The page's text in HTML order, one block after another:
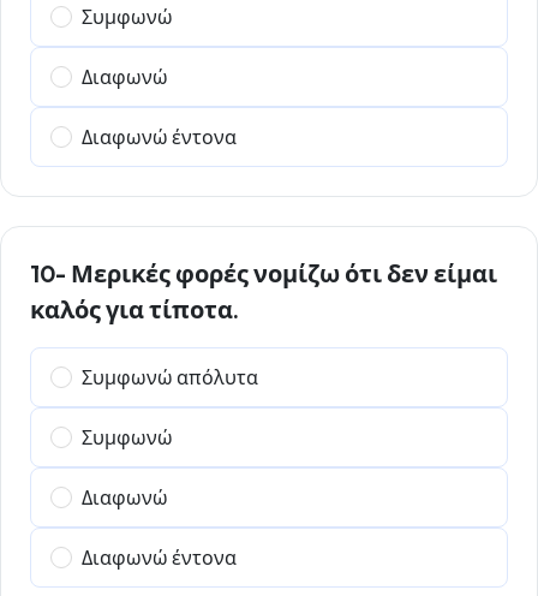
Συμφωνώ
Διαφωνώ
Διαφωνώ έντονα
10- Μερικές φορές νομίζω ότι δεν είμαι
καλός για τίποτα.
Συμφωνώ απόλυτα
Συμφωνώ
Διαφωνώ
Διαφωνώ έντονα